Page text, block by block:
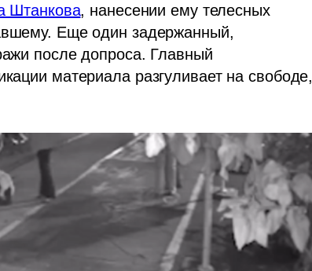
Штанкова, нанесении ему телесных
Еще один задержанный,
после допроса. Главный
материала разгуливает на свободе,